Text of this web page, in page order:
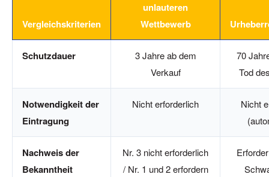
Vergleichskriterien
unlauteren
Wettbewerb
Schutzdauer
3 Jahre ab dem
Verkauf
70
Tod
Notwendigkeit der
Eintragung
Nicht erforderlich
Nicht
Nachweis der
Bekanntheit
Nr. 3 nicht erforderlich
/ Nr. 1 und 2 erfordern